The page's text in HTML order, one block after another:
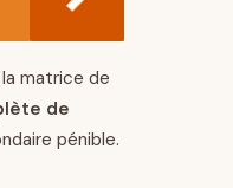
matrice de
de
pénible.